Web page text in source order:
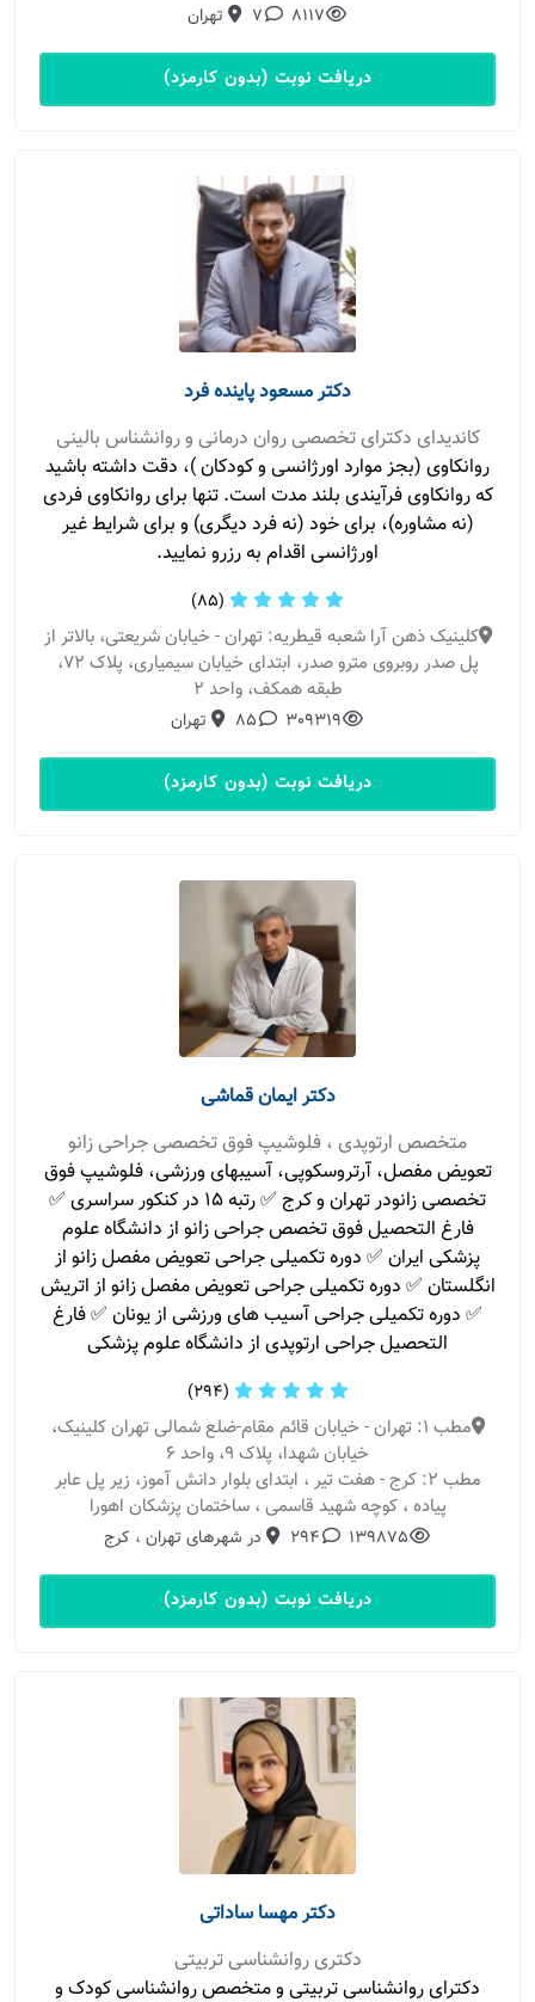
8117
7 تهران
دریافت نوبت (بدون کارمزد)
دکتر مسعود پاینده فرد
کاندیدای دکترای تخصصی روان درمانی و روانشناس بالینی
روانکاوی (بجز موارد اورژانسی و کودکان )، دقت داشته باشید
که روانکاوی فرآیندی بلند مدت است. تنها برای روانکاوی فردی
(نه مشاوره)، برای خود (نه فرد دیگری) و برای شرایط غیر
اورژانسی اقدام به رزرو نمایید.
(85)
کلینیک ذهن آرا شعبه قیطریه: تهران - خیابان شریعتی، بالاتر از
پل صدر روبروی مترو صدر، ابتدای خیابان سیمیاری، پلاک 72،
طبقه همکف، واحد 2
309319
85 تهران
دریافت نوبت (بدون کارمزد)
دکتر ایمان قماشی
متخصص ارتوپدی ، فلوشیپ فوق تخصصی جراحی زانو
تعویض مفصل، آرتروسکوپی، آسیبهای ورزشی، فلوشیپ فوق
تخصصی زانو‌در تهران و کرج ✅ رتبه ۱۵ در کنکور سراسری ✅
فارغ التحصیل فوق تخصص جراحی زانو از دانشگاه علوم
پزشکی ایران ✅ دوره تکمیلی جراحی تعویض مفصل زانو از
انگلستان ✅ دوره تکمیلی جراحی تعویض مفصل زانو از اتریش
✅ دوره تکمیلی جراحی آسیب های ورزشی از یونان ✅ فارغ
التحصیل جراحی ارتوپدی از دانشگاه علوم پزشکی
(294)
مطب 1: تهران - خیابان قائم مقام-ضلع شمالی تهران کلینیک،
خیابان شهدا، پلاک ۹، واحد ۶
مطب 2: کرج - هفت تیر ، ابتدای بلوار دانش آموز، زیر پل عابر
پیاده ، کوچه شهید قاسمی ، ساختمان پزشکان اهورا
139875
294 در شهرهای تهران ، کرج
دریافت نوبت (بدون کارمزد)
دکتر مهسا ساداتی
دکتری روانشناسی تربیتی
دکترای روانشناسی تربیتی و متخصص روانشناسی کودک و